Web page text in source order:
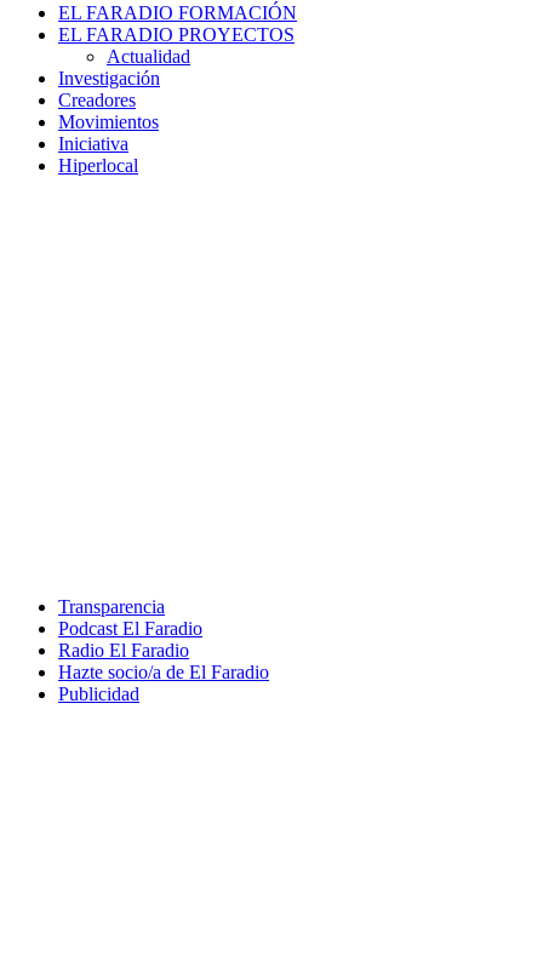
EL FARADIO FORMACIÓN
EL FARADIO PROYECTOS
Actualidad
Investigación
Creadores
Movimientos
Iniciativa
Hiperlocal
Transparencia
Podcast El Faradio
Radio El Faradio
Hazte socio/a de El Faradio
Publicidad